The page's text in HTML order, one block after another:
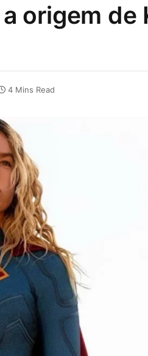
origem de
4 Mins Read